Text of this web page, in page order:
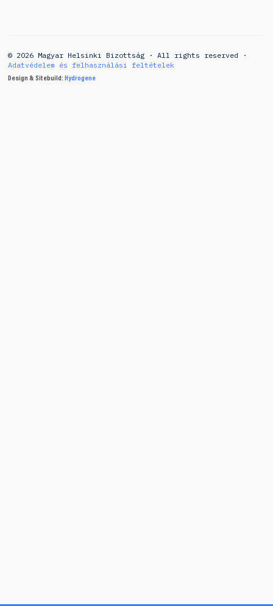
© 2026 Magyar Helsinki Bizottság · All rights reserved ·
Adatvédelem és felhasználási feltételek
Design & Sitebuild: Hydrogene